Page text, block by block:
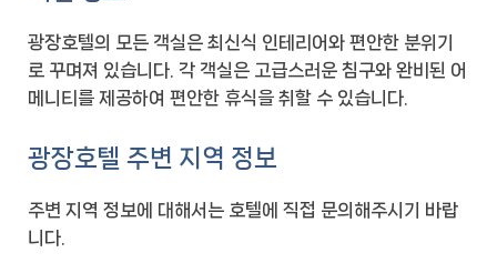
광장호텔의 모든 객실은 최신식 인테리어와 편안한 분위기
로 꾸며져 있습니다. 각 객실은 고급스러운 침구와 완비된 어
메니티를 제공하여 편안한 휴식을 취할 수 있습니다.
광장호텔 주변 지역 정보
주변 지역 정보에 대해서는 호텔에 직접 문의해주시기 바랍
니다.